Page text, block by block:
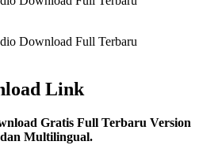
Link
Gratis Full Terbaru Version
Multilingual.